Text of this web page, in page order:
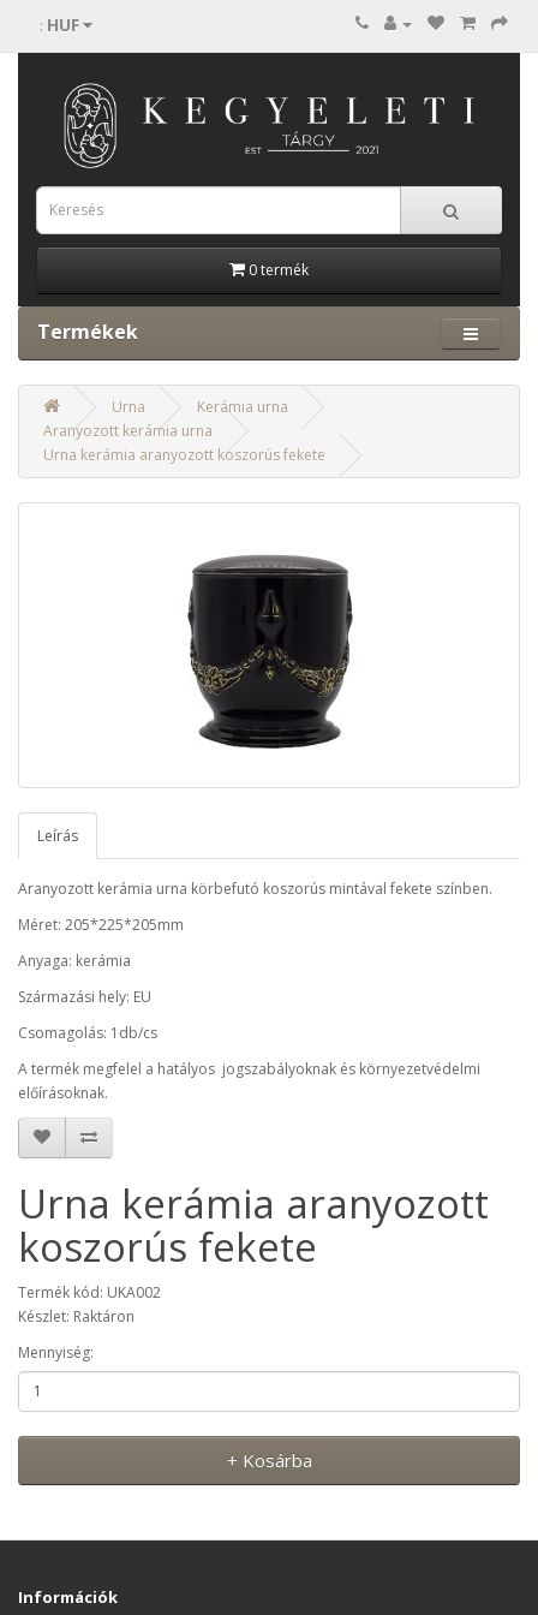
: HUF
0 termék
Termékek
Urna
Kerámia urna
Aranyozott kerámia urna
Urna kerámia aranyozott koszorús fekete
Leírás
Aranyozott kerámia urna körbefutó koszorús mintával fekete színben.
Méret: 205*225*205mm
Anyaga: kerámia
Származási hely: EU
Csomagolás: 1db/cs
A termék megfelel a hatályos jogszabályoknak és környezetvédelmi
előírásoknak.
Urna kerámia aranyozott
koszorús fekete
Termék kód: UKA002
Készlet: Raktáron
Mennyiség:
+ Kosárba
Információk